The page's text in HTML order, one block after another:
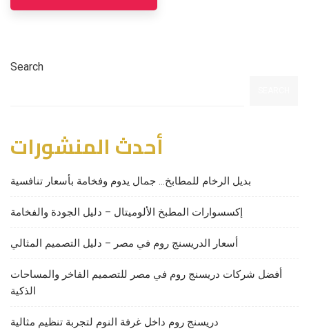
Search
أحدث المنشورات
بديل الرخام للمطابخ… جمال يدوم وفخامة بأسعار تنافسية
إكسسوارات المطبخ الألوميتال – دليل الجودة والفخامة
أسعار الدريسنج روم في مصر – دليل التصميم المثالي
أفضل شركات دريسنج روم في مصر للتصميم الفاخر والمساحات
الذكية
دريسنج روم داخل غرفة النوم لتجربة تنظيم مثالية